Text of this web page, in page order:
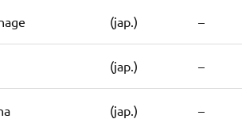
(jap.) –
(jap.) –
(jap.) –